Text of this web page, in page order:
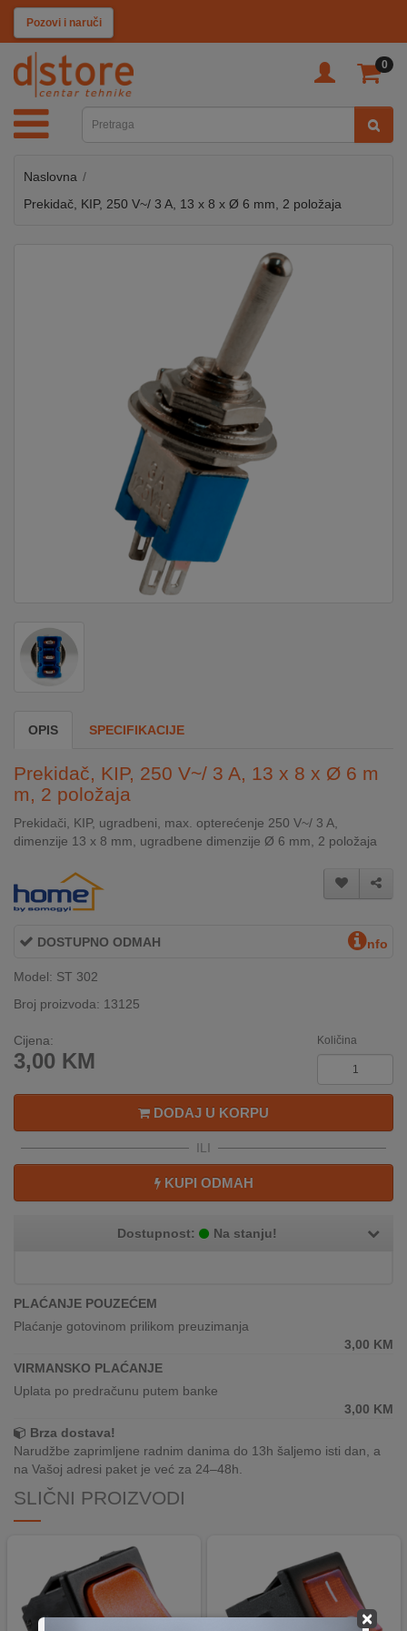
Pozovi i naruči
0
KATEGORIJE
TV
SAT
MOBILNI
UREĐAJI
SECURITY
PC
GAME
INTERNO
MOJ
NALOG
NOVO
U
PONUDI
O
NAMA
KATALOZI
KUPITI?
KUPOVINA
INOSTRANSTVA
ENERGETSKE
UČINKOVITOSTI
DIGITALIS ×
Naslovna
Prekidač, KIP, 250 V~/ 3 A, 13 x 8 x Ø 6 mm, 2 položaja
OPIS SPECIFIKACIJE
Prekidač, KIP, 250 V~/ 3 A, 13 x 8 x Ø 6 m
m, 2 položaja
Prekidači, KIP, ugradbeni, max. opterećenje 250 V~/ 3 A,
dimenzije 13 x 8 mm, ugradbene dimenzije Ø 6 mm, 2 položaja
DOSTUPNO ODMAH nfo
Model: ST 302
Broj proizvoda: 13125
Cijena:
3,00 KM
Količina
DODAJ U KORPU
ILI
KUPI ODMAH
Dostupnost: Na stanju!
PLAĆANJE POUZEĆEM
Plaćanje gotovinom prilikom preuzimanja
3,00 KM
VIRMANSKO PLAĆANJE
Uplata po predračunu putem banke
3,00 KM
Brza dostava!
Narudžbe zaprimljene radnim danima do 13h šaljemo isti dan, a
na Vašoj adresi paket je već za 24–48h.
SLIČNI PROIZVODI